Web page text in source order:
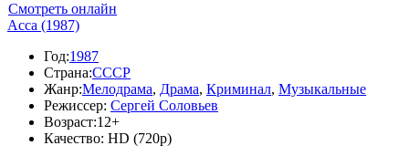
Смотреть онлайн
Асса (1987)
Год:1987
Страна:СССР
Жанр:Мелодрама, Драма, Криминал, Музыкальные
Режиссер: Сергей Соловьев
Возраст:12+
Качество: HD (720p)